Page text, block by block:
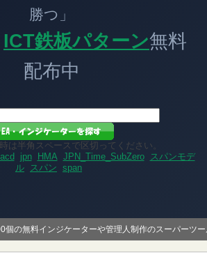
勝つ」
ICT鉄板パターン無料
配布中
は半角スペースで区切ってください。
jpn HMA JPN_Time_SubZero
スパンモデ
ル
スパン span
個の無料インジケーターや管理人制作のスーパーツ